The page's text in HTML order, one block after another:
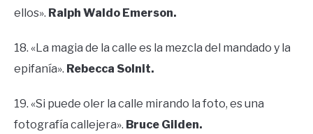
ellos». Ralph Waldo Emerson.
18. «La magia de la calle es la mezcla del mandado y la
epifanía». Rebecca Solnit.
19. «Si puede oler la calle mirando la foto, es una
fotografía callejera». Bruce Gilden.